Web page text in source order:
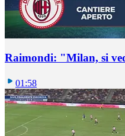
Raimondi: "Milan, si
01:58